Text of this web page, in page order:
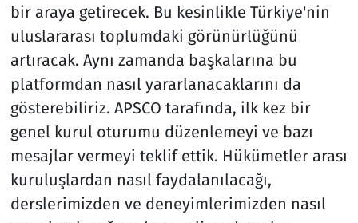
bir araya getirecek. Bu kesinlikle Türkiye'nin
uluslararası toplumdaki görünürlüğünü
artıracak. Aynı zamanda başkalarına bu
platformdan nasıl yararlanacaklarını da
gösterebiliriz. APSCO tarafında, ilk kez bir
genel kurul oturumu düzenlemeyi ve bazı
mesajlar vermeyi teklif ettik. Hükümetler arası
kuruluşlardan nasıl faydalanılacağı,
derslerimizden ve deneyimlerimizden nasıl